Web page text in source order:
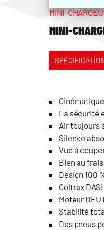
MINI-
MINI-
La sécurité
Air toujours
Silence
Vue à
Bien au frais
Design 100
Coltrax
Moteur
Stabilité
Des pneus